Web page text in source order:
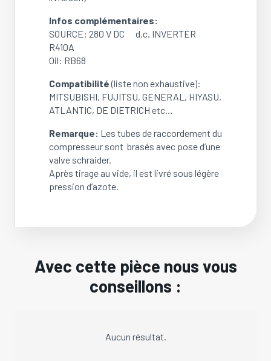
Infos complémentaires:
SOURCE: 280 V DC d.c. INVERTER
R410A
Oil: RB68
Compatibilité(liste non exhaustive):
MITSUBISHI, FUJITSU, GENERAL, HIYASU,
ATLANTIC, DE DIETRICH etc…
Remarque: Les tubes de raccordement du
compresseur sont brasés avec pose d’une
valve schraider.
Après tirage au vide, il est livré sous légère
pression d’azote.
Avec cette pièce nous vous
conseillons :
Aucun résultat.